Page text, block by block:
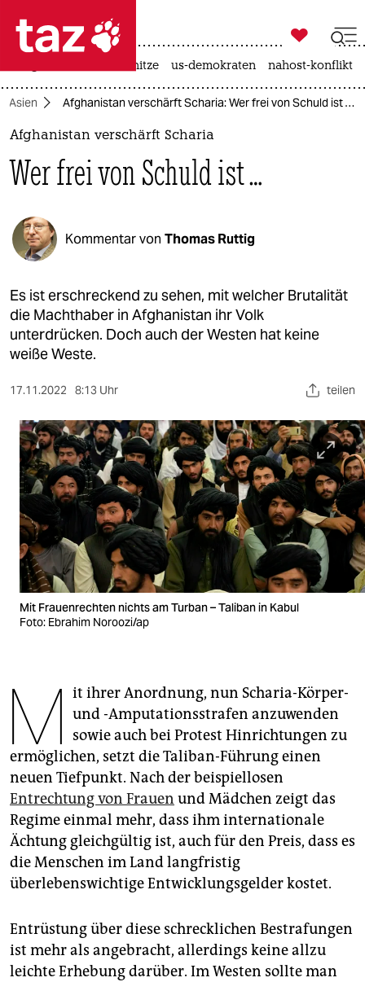
 taz zahl ich
taz zahl ich
themen
politik
öko
gesellschaft
kultur
sport
wahrheit
verlag
verlag
veranstaltungen
shop
fragen & hilfe
genossenschaft
epaper login

taz zahl ich
hitze us-demokraten nahost-konflikt
Asien Afghanistan verschärft Scharia: Wer frei von Schuld ist …
Afghanistan verschärft Scharia
Wer frei von Schuld ist …
Kommentar von Thomas Ruttig
Es ist erschreckend zu sehen, mit welcher Brutalität
die Machthaber in Afghanistan ihr Volk
unterdrücken. Doch auch der Westen hat keine
weiße Weste.
17.11.2022 8:13 Uhr teilen
Mit Frauenrechten nichts am Turban – Taliban in Kabul
Foto: Ebrahim Noroozi/ap
M it ihrer Anordnung, nun Scharia-Körper-
und -Amputations­strafen anzuwenden
sowie auch bei Protest Hinrichtungen zu
ermöglichen, setzt die Taliban-Führung einen
neuen Tiefpunkt. Nach der beispiellosen
Entrechtung von Frauen und Mädchen zeigt das
Regime einmal mehr, dass ihm internationale
Ächtung gleichgültig ist, auch für den Preis, dass es
die Menschen im Land langfristig
überlebenswichtige Entwicklungsgelder kostet.
Entrüstung über diese schrecklichen Bestrafungen
ist mehr als angebracht, allerdings keine allzu
leichte Erhebung darüber. Im Westen sollte man